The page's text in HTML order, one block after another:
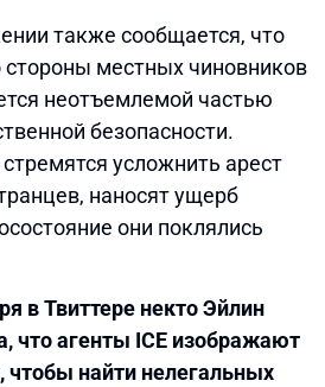
также сообщается, что
стороны местных чиновников
неотъемлемой частью
безопасности.
усложнить арест
наносят ущерб
они поклялись
в Твиттере некто Эйлин
что агенты ICE изображают
чтобы найти нелегальных